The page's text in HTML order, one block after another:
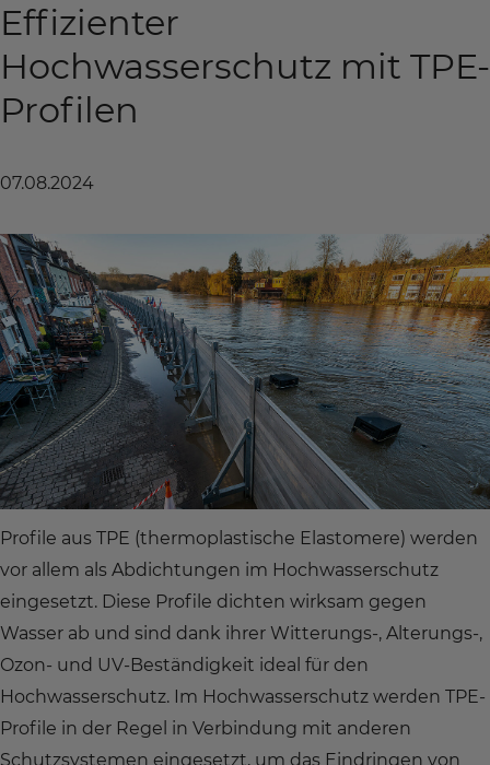
Effizienter
Hochwasserschutz mit TPE-
Profilen
07.08.2024
Profile aus TPE (thermoplastische Elastomere) werden
vor allem als Abdichtungen im Hochwasserschutz
eingesetzt. Diese Profile dichten wirksam gegen
Wasser ab und sind dank ihrer Witterungs-, Alterungs-,
Ozon- und UV-Beständigkeit ideal für den
Hochwasserschutz. Im Hochwasserschutz werden TPE-
Profile in der Regel in Verbindung mit anderen
Schutzsystemen eingesetzt, um das Eindringen von